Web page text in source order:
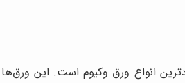
انواع ورق وکیوم است. این